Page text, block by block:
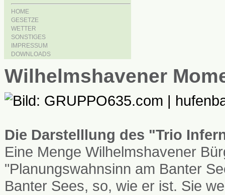
HOME
GESETZE
WETTER
SONSTIGES
IMPRESSUM
DOWNLOADS
Wilhelmshavener
Die Darstelllung des "Trio
Eine Menge Wilhelmshavener
"Planungswahnsinn am Banter
Banter Sees, so, wie er ist. Sie